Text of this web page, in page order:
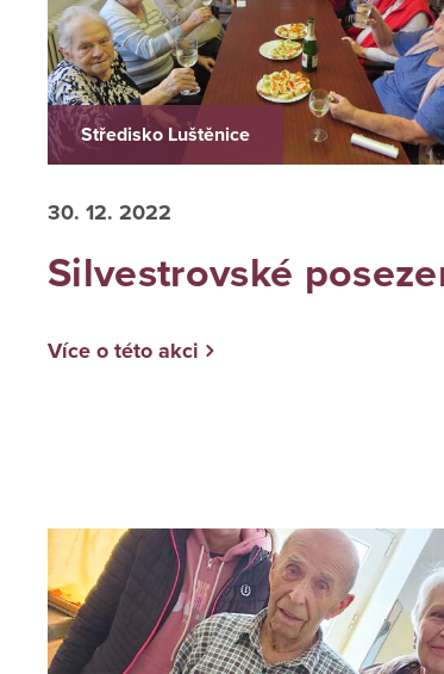
Středisko Luštěnice
30. 12. 2022
Silvestrovské
Více o této akci